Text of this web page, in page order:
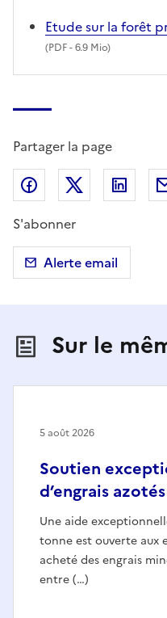
Etude sur la forêt
(PDF- 6.9 Mio)
Partager la page
Partager surPartager
S'abonner
Alerte email
Sur le
Soutien
d’engrais
Une aide
tonne est ouverte aux
acheté des engrais
entre (…)
5 août 2026